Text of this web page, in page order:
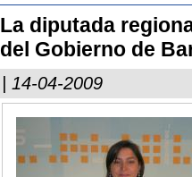
La diputada
del Gobierno de
| 14-04-2009